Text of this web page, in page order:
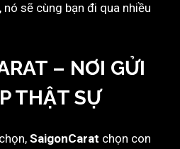
sẽ cùng bạn đi qua nhiều
– NƠI GỬI
THẬT SỰ
SaigonCarat chọn con